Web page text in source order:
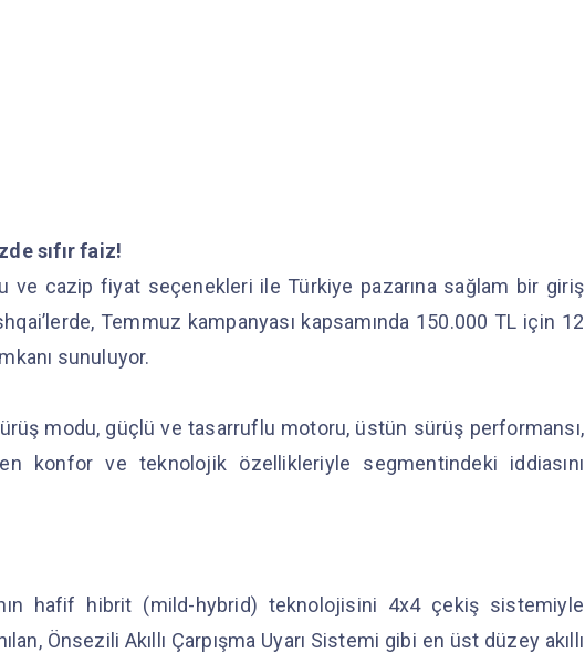
sıfır faiz!
ve cazip fiyat seçenekleri ile Türkiye pazarına sağlam bir giriş
Temmuz kampanyası kapsamında 150.000 TL için 12
sunuluyor.
modu, güçlü ve tasarruflu motoru, üstün sürüş performansı,
konfor ve teknolojik özellikleriyle segmentindeki iddiasını
hafif hibrit (mild-hybrid) teknolojisini 4x4 çekiş sistemiyle
Önsezili Akıllı Çarpışma Uyarı Sistemi gibi en üst düzey akıllı